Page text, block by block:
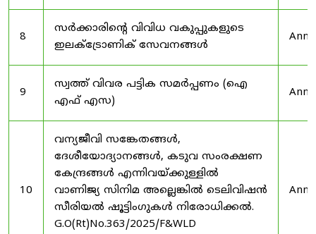
8
സർക്കാരിന്റെ വിവിധ വകുപ്പുകളുടെ
ഇലക്ട്രോണിക് സേവനങ്ങൾ
9
സ്വത്ത് വിവര പട്ടിക സമർപ്പണം (ഐ
എഫ് എസ)
10
വന്യജീവി സങ്കേതങ്ങൾ,
ദേശീയോദ്യാനങ്ങൾ, കടുവ സംരക്ഷണ
കേന്ദ്രങ്ങൾ എന്നിവയ്ക്കുള്ളിൽ
വാണിജ്യ സിനിമ അല്ലെങ്കിൽ ടെലിവിഷൻ
സീരിയൽ ഷൂട്ടിംഗുകൾ നിരോധിക്കൽ.
G.O(Rt)No.363/2025/F&WLD